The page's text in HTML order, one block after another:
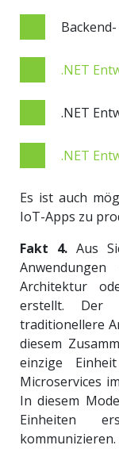
.NET
.NET
.NET
Es ist auch
IoT-Apps zu
Fakt 4. Aus
Architektur
erstellt. Der
traditionellere
diesem
einzige
Microservices
In diesem
Einheiten
kommunizieren.